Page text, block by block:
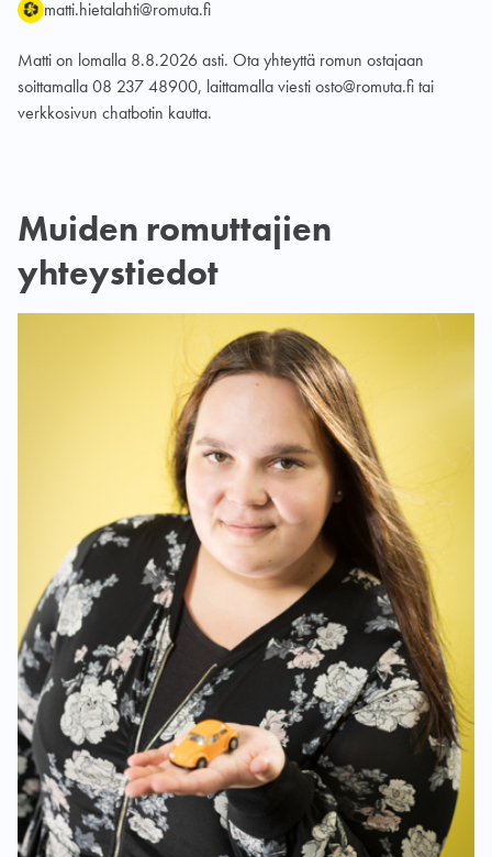
matti.hietalahti@romuta.fi
Matti on lomalla 8.8.2026 asti. Ota yhteyttä romun ostajaan
soittamalla 08 237 48900, laittamalla viesti osto@romuta.fi tai
verkkosivun chatbotin kautta.
Muiden romuttajien
yhteystiedot